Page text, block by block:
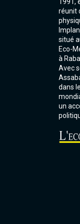
réunit
situé
Eco-
à
Avec
dans
un